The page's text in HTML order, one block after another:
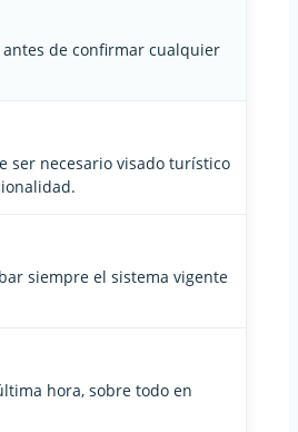
antes de confirmar cualquier
ser necesario visado turístico
siempre el sistema vigente
hora, sobre todo en